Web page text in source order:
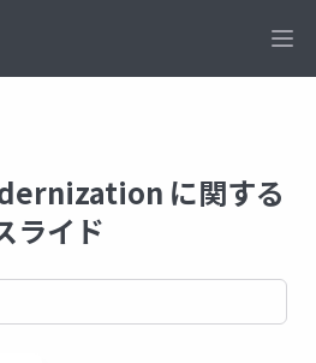
に関する
ライド